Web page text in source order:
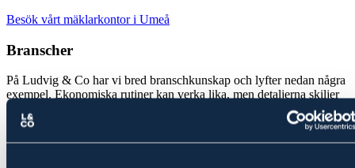
Besök vårt mäklarkontor i Umeå
Branscher
På Ludvig & Co har vi bred branschkunskap och lyfter nedan några
exempel. Ekonomiska rutiner kan verka lika, men detaljerna skiljer
sig – och just där gör vi skillnad genom proaktiv rådgivning.